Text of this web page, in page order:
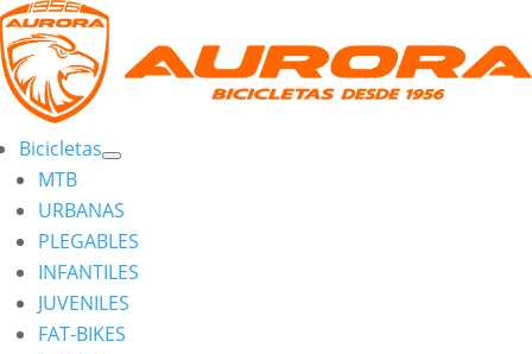
Bicicletas
MTB
URBANAS
PLEGABLES
INFANTILES
JUVENILES
FAT-BIKES